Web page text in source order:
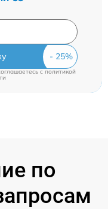
cполитикой
по